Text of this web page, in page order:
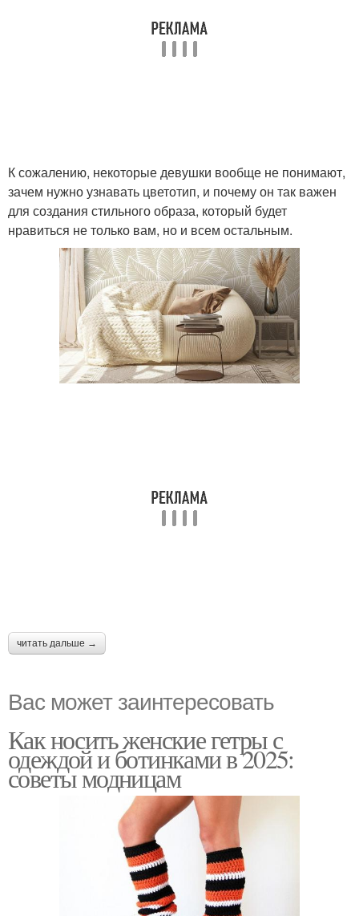
К сожалению, некоторые девушки вообще не понимают,
зачем нужно узнавать цветотип, и почему он так важен
для создания стильного образа, который будет
нравиться не только вам, но и всем остальным.
читать дальше →
Вас может заинтересовать
Как носить женские гетры с
одеждой и ботинками в 2025:
советы модницам